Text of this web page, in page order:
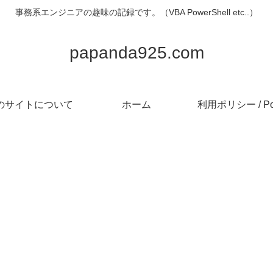
事務系エンジニアの趣味の記録です。（VBA PowerShell etc..）
papanda925.com
サイトについて ホーム 利用ポリシー /